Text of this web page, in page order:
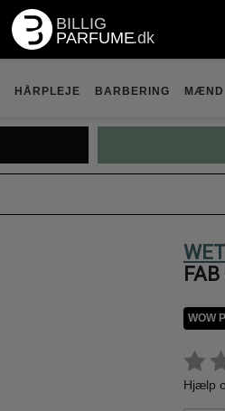
HÅRPLEJE BARBERING MÆND
WOW
Hjælp